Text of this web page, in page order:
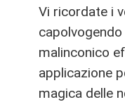
Vi ricordate i
malinconico
applicazione
magica delle